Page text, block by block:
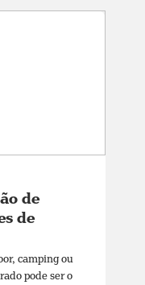
de
de
camping ou
pode ser o